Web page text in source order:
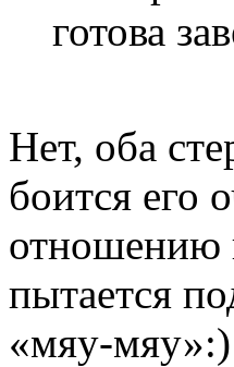
готова
Нет, оба
боится его
отношению
пытается
«мяу-мяу»:)